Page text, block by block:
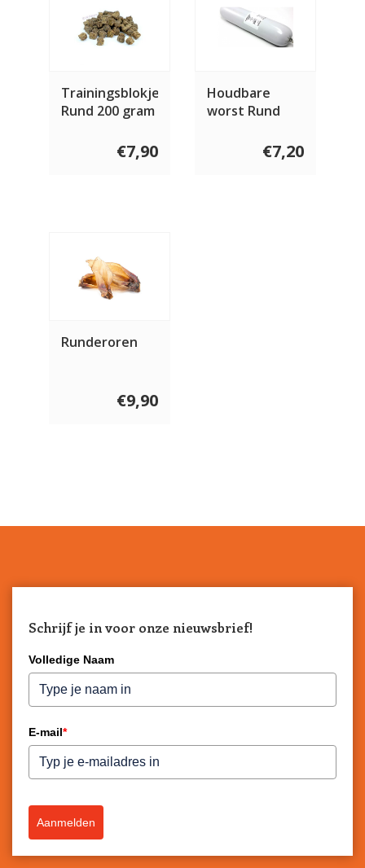
Trainingsblokjes
Rund 200 gram
€7,90
Houdbare
worst Rund
€7,20
Runderoren
€9,90
Schrijf je in voor onze nieuwsbrief!
Volledige Naam
E-mail*
Aanmelden